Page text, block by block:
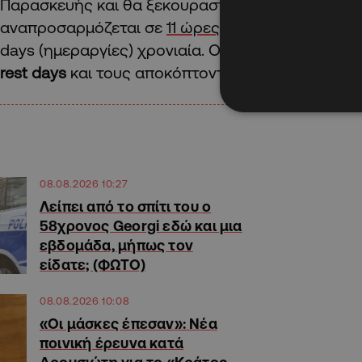
Παρασκευής και θα ξεκουραστεί το Σάββατο),
αναπροσαρμόζεται σε 11 ώρες βάρδια
και τους
days (ημεραργίες) χρονιαία. Ουσιαστικά όπως
rest days και τους αποκόπτονται 100 ευρώ.
08.08.2026 10:27
Λείπει από το σπίτι του ο
58χρονος Georgi εδώ και μια
εβδομάδα, μήπως τον
είδατε; (ΦΩΤΟ)
08.08.2026 10:08
«Οι μάσκες έπεσαν»: Νέα
ποινική έρευνα κατά